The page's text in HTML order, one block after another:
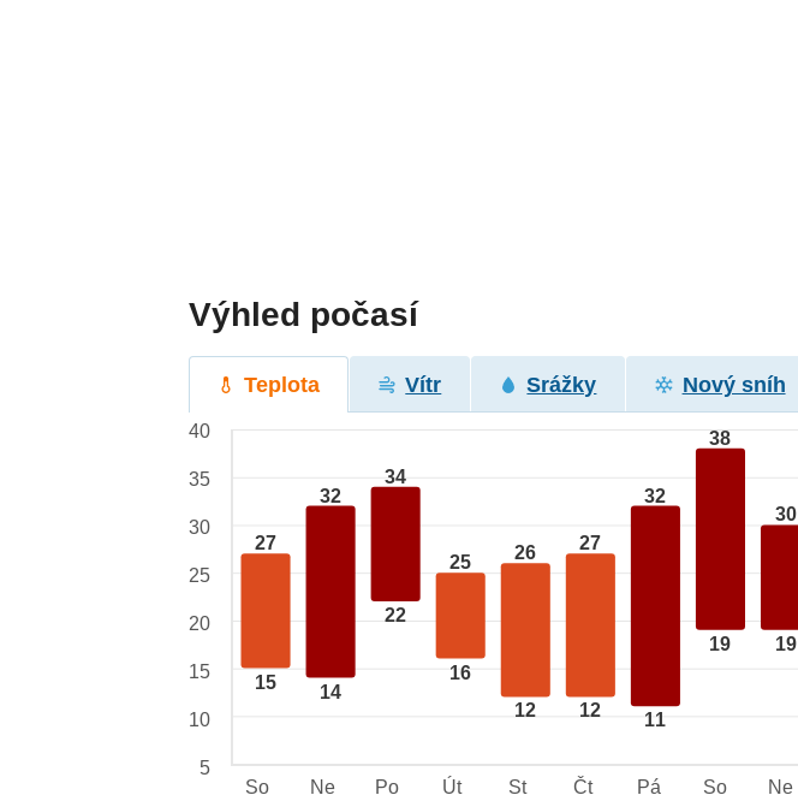
Výhled počasí
Teplota Vítr Srážky Nový sníh
27
15
32
14
34
22
25
16
26
12
27
12
32
11
38
19
30
19
40
35
30
25
20
15
10
5
So
Ne Po Út St Čt Pá So Ne